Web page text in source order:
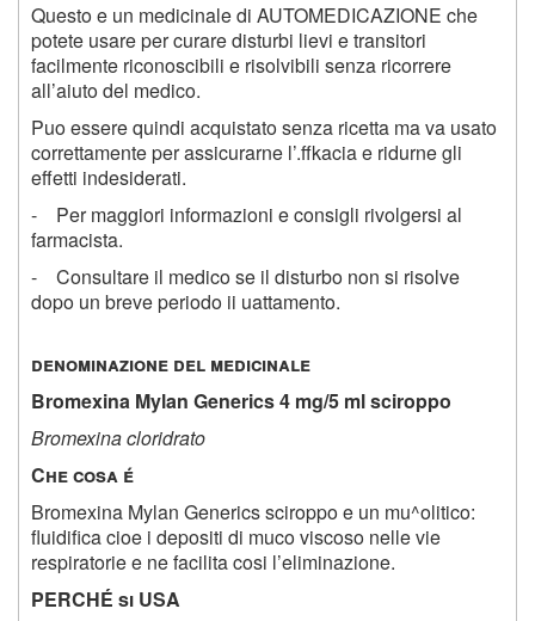
Questo e un medicinale di AUTOMEDICAZIONE che
potete usare per curare disturbi lievi e transitori
facilmente riconoscibili e risolvibili senza ricorrere
all’aiuto del medico.
Puo essere quindi acquistato senza ricetta ma va usato
correttamente per assicurarne l’.ffkacia e ridurne gli
effetti indesiderati.
- Per maggiori informazioni e consigli rivolgersi al
farmacista.
- Consultare il medico se il disturbo non si risolve
dopo un breve periodo ii uattamento.
denominazione del medicinale
Bromexina Mylan Generics 4 mg/5 ml sciroppo
Bromexina cloridrato
Che cosa é
Bromexina Mylan Generics sciroppo e un mu^olitico:
fluidifica cioe i depositi di muco viscoso nelle vie
respiratorie e ne facilita cosi l’eliminazione.
PERCHÉ si USA